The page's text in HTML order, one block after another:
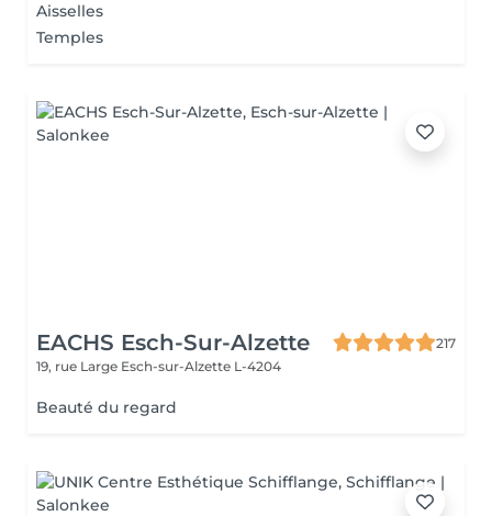
Aisselles
Temples
EACHS Esch-Sur-Alzette
217
19, rue Large Esch-sur-Alzette L-4204
Beauté du regard